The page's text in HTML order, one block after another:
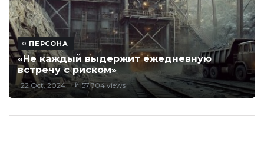
ПЕРСОНА
«Не каждый выдержит ежедневную
встречу с риском»
22 Oct, 2024 57,704 views